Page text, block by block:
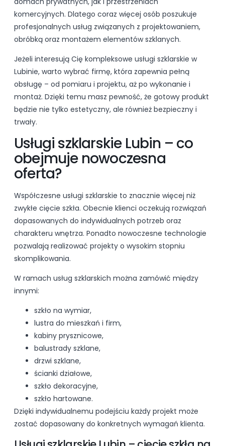
komercyjnych. Dlatego coraz więcej osób poszukuje
profesjonalnych usług związanych z projektowaniem,
obróbką oraz montażem elementów szklanych.
Jeżeli interesują Cię kompleksowe usługi szklarskie w
Lubinie, warto wybrać firmę, która zapewnia pełną
obsługę – od pomiaru i projektu, aż po wykonanie i
montaż. Dzięki temu masz pewność, że gotowy produkt
będzie nie tylko estetyczny, ale również bezpieczny i
trwały.
Usługi szklarskie Lubin – co
obejmuje nowoczesna
oferta?
Współczesne usługi szklarskie to znacznie więcej niż
zwykłe cięcie szkła. Obecnie klienci oczekują rozwiązań
dopasowanych do indywidualnych potrzeb oraz
charakteru wnętrza. Ponadto nowoczesne technologie
pozwalają realizować projekty o wysokim stopniu
skomplikowania.
W ramach usług szklarskich można zamówić między
innymi:
szkło na wymiar,
lustra do mieszkań i firm,
kabiny prysznicowe,
balustrady szklane,
drzwi szklane,
ścianki działowe,
szkło dekoracyjne,
szkło hartowane.
Dzięki indywidualnemu podejściu każdy projekt może
zostać dopasowany do konkretnych wymagań klienta.